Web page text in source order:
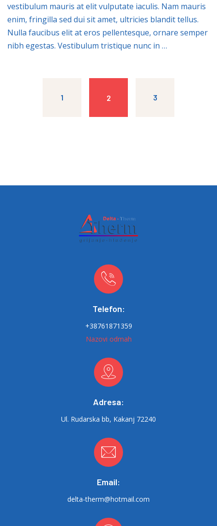
vestibulum mauris at elit vulputate iaculis. Nam mauris
enim, fringilla sed dui sit amet, ultricies blandit tellus.
Nulla faucibus elit at eros pellentesque, ornare semper
nibh egestas. Vestibulum tristique nunc in …
1 2 3
Telefon:
+38761871359
Nazovi odmah
Adresa:
Ul. Rudarska bb, Kakanj 72240
Email:
delta-therm@hotmail.com